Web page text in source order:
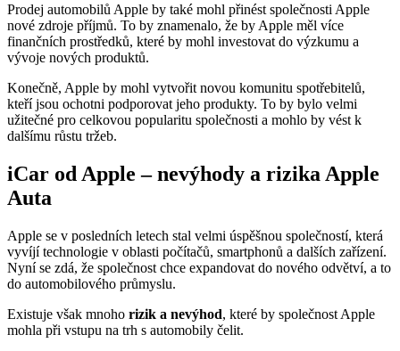
Prodej automobilů Apple by také mohl přinést společnosti Apple
nové zdroje příjmů. To by znamenalo, že by Apple měl více
finančních prostředků, které by mohl investovat do výzkumu a
vývoje nových produktů.
Konečně, Apple by mohl vytvořit novou komunitu spotřebitelů,
kteří jsou ochotni podporovat jeho produkty. To by bylo velmi
užitečné pro celkovou popularitu společnosti a mohlo by vést k
dalšímu růstu tržeb.
iCar od Apple – nevýhody a rizika Apple
Auta
Apple se v posledních letech stal velmi úspěšnou společností, která
vyvíjí technologie v oblasti počítačů, smartphonů a dalších zařízení.
Nyní se zdá, že společnost chce expandovat do nového odvětví, a to
do automobilového průmyslu.
Existuje však mnoho rizik a nevýhod, které by společnost Apple
mohla při vstupu na trh s automobily čelit.